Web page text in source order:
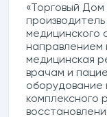
«Торговый
медицинского
направлением
медицинская
врачам и
оборудование
комплексного